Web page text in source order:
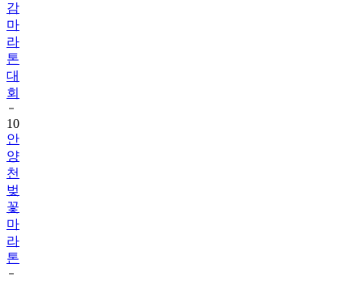
감
마
라
톤
대
회
10
안
양
천
벚
꽃
마
라
톤